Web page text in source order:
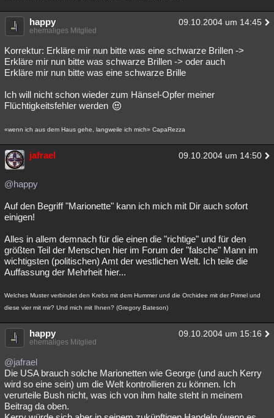
happy 09.10.2004 um 14:45
ehemaliges Mitglied
Korrektur: Erkläre mir nun bitte was eine schwarze Brillen ->
Erkläre mir nun bitte was schwarze Brillen -> oder auch
Erkläre mir nun bitte was eine schwarze Brille
Ich will nicht schon wieder zum Hänsel-Opfer meiner
Flüchtigkeitsfehler werden
«wenn ich aus dem Haus gehe, langweile ich mich» CapaRezza
jafrael 09.10.2004 um 14:50
@happy
Auf den Begriff "Marionette" kann ich mich mit Dir auch sofort
einigen!
Alles in allem demnach für die einen die "richtige" und für den
größten Teil der Menschen hier im Forum der "falsche" Mann im
wichtigsten (politischen) Amt der westlichen Welt. Ich teile die
Auffassung der Mehrheit hier...
Welches Muster verbindet den Krebs mit dem Hummer und die Orchidee mit der Primel und
diese vier mit mir? Und mich mit Ihnen? (Gregory Bateson)
happy 09.10.2004 um 15:16
ehemaliges Mitglied
@jafrael
Die USA brauch solche Marionetten wie George (und auch Kerry
wird so eine sein) um die Welt kontrollieren zu können. Ich
verurteile Bush nicht, was ich von ihm halte steht in meinem
Beitrag da oben.